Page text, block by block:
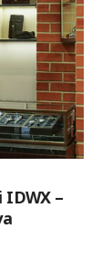
IDWX –